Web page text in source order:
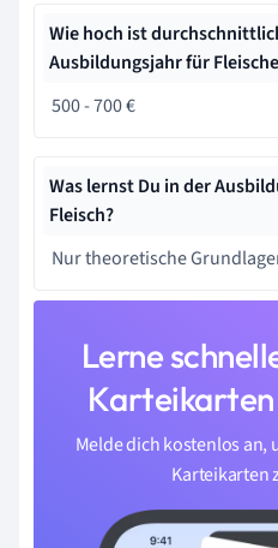
Wie hoch ist
Ausbildungsjahr für
500 - 700 €
Was lernst Du in der
Fleisch?
Nur theoretische
Lerne
Karteikarten
Melde dich kostenlos an,
Karteikarten